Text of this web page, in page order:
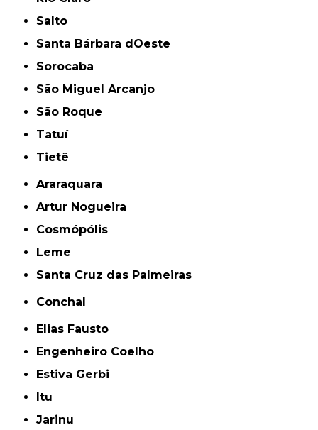
Salto
Santa Bárbara dOeste
Sorocaba
São Miguel Arcanjo
São Roque
Tatuí
Tietê
Araraquara
Artur Nogueira
Cosmópólis
Leme
Santa Cruz das Palmeiras
Conchal
Elias Fausto
Engenheiro Coelho
Estiva Gerbi
Itu
Jarinu